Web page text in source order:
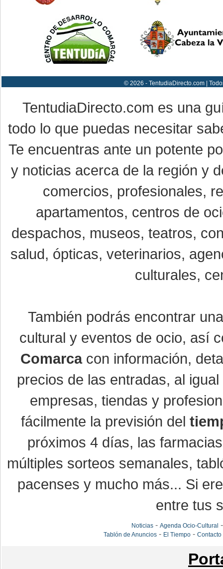
© 2026 - TentudiaDirecto.com |
TentudiaDirecto.com es una
todo lo que puedas necesitar
Te encuentras ante un potente
y noticias acerca de la región y
comercios, profesionales,
apartamentos, centros de
despachos, museos, teatros,
salud, ópticas, veterinarios,
culturales,
También podrás encontrar
cultural y eventos de ocio, así
Comarcacon información,
precios de las entradas, al
empresas, tiendas y
fácilmente la previsión del
próximos 4 días, las
múltiples sorteos semanales,
pacenses y mucho más... Si
entre tus
Noticias- Agenda Ocio-Cultural
Tablón de Anuncios- El Tiempo- Contacto